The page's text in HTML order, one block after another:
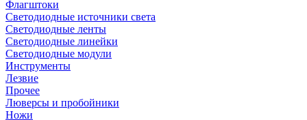
Флагштоки
Светодиодные источники света
Светодиодные ленты
Светодиодные линейки
Светодиодные модули
Инструменты
Лезвие
Прочее
Люверсы и пробойники
Ножи